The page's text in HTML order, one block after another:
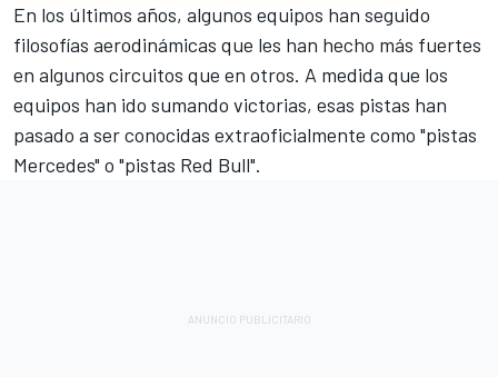
En los últimos años, algunos equipos han seguido
filosofías aerodinámicas que les han hecho más fuertes
en algunos circuitos que en otros. A medida que los
equipos han ido sumando victorias, esas pistas han
pasado a ser conocidas extraoficialmente como "pistas
Mercedes" o "pistas Red Bull".